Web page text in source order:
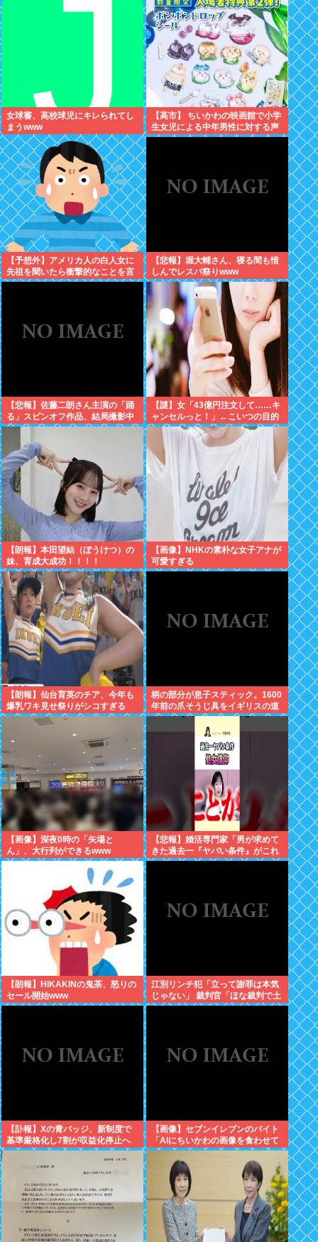
女球審、高校球児にキレられてし
まうwww
【高市】 ちいかわの映画館で小学
生女児による中年男性に対する声
かけが発生 映画特典をおねだり
【予想外】アメリカ人の白人女に
先祖を聞いたら衝撃的なことを言
い出した
【悲報】堀大輔さん、寝る間も惜
しんでレスバ祭りwww
【悲報】佐藤二朗さん主演の「踊
る」スピンオフ作品、結局撮影中
止が決定www
【謎】女「43億円注文して……キ
ャンセルっと！」←こいつの目的
ｗ
【朗報】本田望結（ぼうけつ）の
妹、育成大成功！！！！
【画像】NHKの素朴な女子アナが
可愛すぎる
【朗報】仙台育英のチア、今年も
爆乳ワキ見せ祭りがシコすぎる
柄の部分が息子スティック。1600
年前の爪そうじ具をイギリスの道
路工事現場で発見
【画像】深夜0時の「矢場と
ん」、大行列ができるwww
【悲報】婚活専門家「男が求めて
きた過去一『ヤバい条件』がこれ
ｗ」
【朗報】HIKAKINの鬼茶、怒りの
セール開始www
江別リンチ犯「立って謝罪は本気
じゃない」 裁判官「ほな裁判で土
下座してないキミは本気じゃない
【訃報】Xの青バッジ、新制度で
基準厳格化し7割が収益化停止へ
wmwmwmwmwmwmw
【画像】セブンイレブンのバイト
「AIにちいかわの画像を食わせて
っと…できた！」